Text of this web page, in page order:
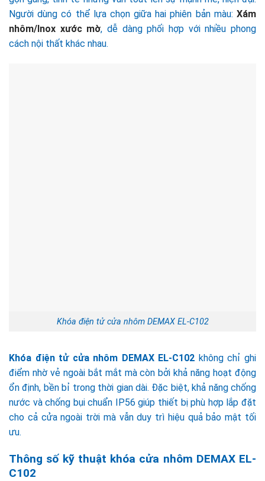
Người dùng có thể lựa chọn giữa hai phiên bản màu: Xám
nhôm/Inox xước mờ, dễ dàng phối hợp với nhiều phong
cách nội thất khác nhau.
Khóa điện tử cửa nhôm DEMAX EL-C102
Khóa điện tử cửa nhôm DEMAX EL-C102 không chỉ ghi
điểm nhờ vẻ ngoài bắt mắt mà còn bởi khả năng hoạt động
ổn định, bền bỉ trong thời gian dài. Đặc biệt, khả năng chống
nước và chống bụi chuẩn IP56 giúp thiết bị phù hợp lắp đặt
cho cả cửa ngoài trời mà vẫn duy trì hiệu quả bảo mật tối
ưu.
Thông số kỹ thuật khóa cửa nhôm DEMAX EL-
C102